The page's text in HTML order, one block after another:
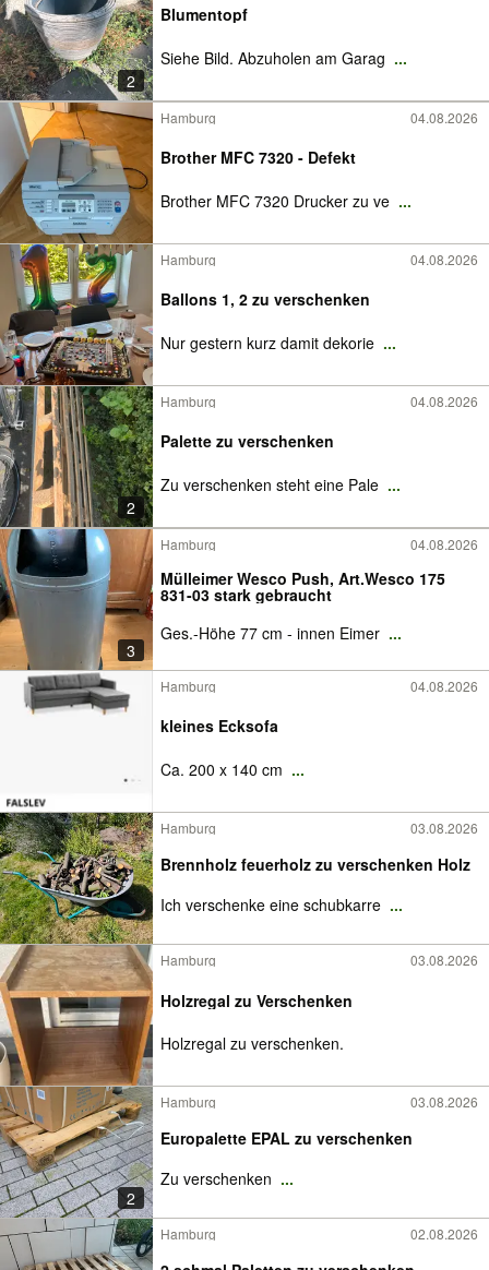
2
Blumentopf
Siehe Bild. Abzuholen am Garag ...
Hamburg 04.08.2026
Brother MFC 7320 - Defekt
Brother MFC 7320 Drucker zu ve ...
Hamburg 04.08.2026
Ballons 1, 2 zu verschenken
Nur gestern kurz damit dekorie ...
2
Hamburg 04.08.2026
Palette zu verschenken
Zu verschenken steht eine Pale ...
3
Hamburg 04.08.2026
Mülleimer Wesco Push, Art.Wesco 175
831-03 stark gebraucht
Ges.-Höhe 77 cm - innen Eimer ...
Hamburg 04.08.2026
kleines Ecksofa
Ca. 200 x 140 cm ...
Hamburg 03.08.2026
Brennholz feuerholz zu verschenken Holz
Ich verschenke eine schubkarre ...
Hamburg 03.08.2026
Holzregal zu Verschenken
Holzregal zu verschenken.
2
Hamburg 03.08.2026
Europalette EPAL zu verschenken
Zu verschenken ...
Hamburg 02.08.2026